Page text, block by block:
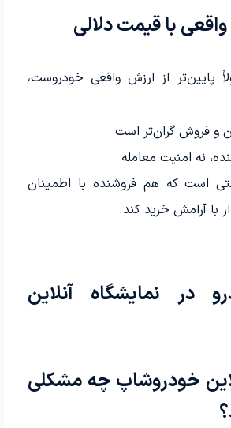
با قیمت دلالی
پایین‌تر از ارزش واقعی خودروست،
و فروش گران‌تر است
نه امنیت معامله
است که هم فروشنده با اطمینان
با آرامش خرید کند.
در نمایشگاه آنلاین
خودروشاپ چه مشکلی